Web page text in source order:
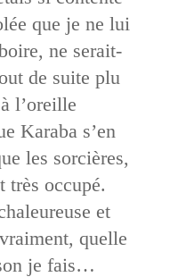
que je ne lui
ne serait-
de suite plu
l’oreille
Karaba s’en
les sorcières,
très occupé.
et
quelle
je fais…